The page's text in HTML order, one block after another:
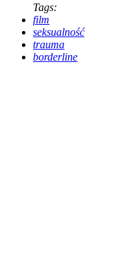
Tags:
film
seksualność
trauma
borderline